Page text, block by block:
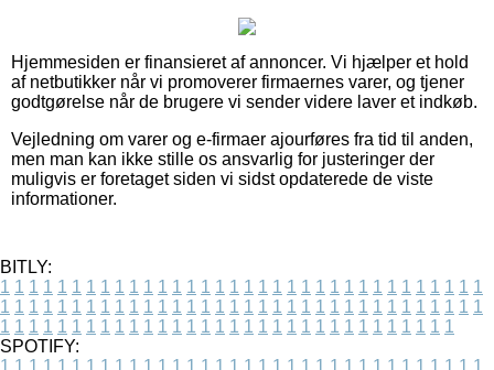
Hjemmesiden er finansieret af annoncer. Vi hjælper et hold
af netbutikker når vi promoverer firmaernes varer, og tjener
godtgørelse når de brugere vi sender videre laver et indkøb.
Vejledning om varer og e-firmaer ajourføres fra tid til anden,
men man kan ikke stille os ansvarlig for justeringer der
muligvis er foretaget siden vi sidst opdaterede de viste
informationer.
BITLY:
1 1 1 1 1 1 1 1 1 1 1 1 1 1 1 1 1 1 1 1 1 1 1 1 1 1 1 1 1 1 1 1 1 1
1 1 1 1 1 1 1 1 1 1 1 1 1 1 1 1 1 1 1 1 1 1 1 1 1 1 1 1 1 1 1 1 1 1
1 1 1 1 1 1 1 1 1 1 1 1 1 1 1 1 1 1 1 1 1 1 1 1 1 1 1 1 1 1 1 1
SPOTIFY:
1 1 1 1 1 1 1 1 1 1 1 1 1 1 1 1 1 1 1 1 1 1 1 1 1 1 1 1 1 1 1 1 1 1